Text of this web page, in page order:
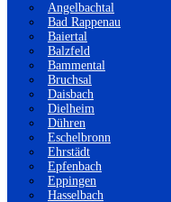
Angelbachtal
Bad Rappenau
Baiertal
Balzfeld
Bammental
Bruchsal
Daisbach
Dielheim
Dühren
Eschelbronn
Ehrstädt
Epfenbach
Eppingen
Hasselbach